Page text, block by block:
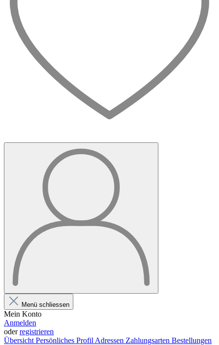
Menü schliessen
Mein Konto
Anmelden
oderregistrieren
Übersicht Persönliches Profil Adressen Zahlungsarten Bestellungen